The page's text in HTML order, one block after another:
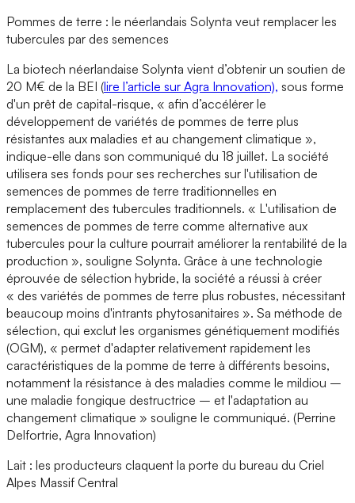
Pommes de terre : le néerlandais Solynta veut remplacer les
tubercules par des semences
La biotech néerlandaise Solynta vient d’obtenir un soutien de
20 M€ de la BEI (lire l’article sur Agra Innovation), sous forme
d'un prêt de capital-risque, « afin d’accélérer le
développement de variétés de pommes de terre plus
résistantes aux maladies et au changement climatique »,
indique-elle dans son communiqué du 18 juillet. La société
utilisera ses fonds pour ses recherches sur l'utilisation de
semences de pommes de terre traditionnelles en
remplacement des tubercules traditionnels. « L'utilisation de
semences de pommes de terre comme alternative aux
tubercules pour la culture pourrait améliorer la rentabilité de la
production », souligne Solynta. Grâce à une technologie
éprouvée de sélection hybride, la société a réussi à créer
« des variétés de pommes de terre plus robustes, nécessitant
beaucoup moins d'intrants phytosanitaires ». Sa méthode de
sélection, qui exclut les organismes génétiquement modifiés
(OGM), « permet d'adapter relativement rapidement les
caractéristiques de la pomme de terre à différents besoins,
notamment la résistance à des maladies comme le mildiou –
une maladie fongique destructrice – et l'adaptation au
changement climatique » souligne le communiqué. (Perrine
Delfortrie, Agra Innovation)
Lait : les producteurs claquent la porte du bureau du Criel
Alpes Massif Central